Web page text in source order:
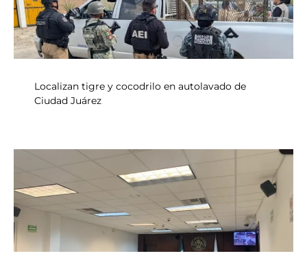
Localizan tigre y cocodrilo en autolavado de
Ciudad Juárez